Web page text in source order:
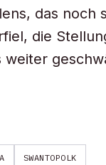
das noch
die
weiter
SWANTOPOLK